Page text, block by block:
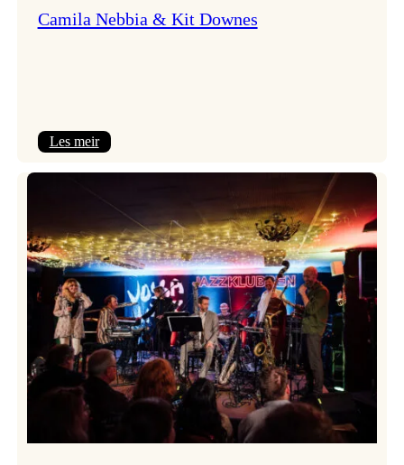
Camila Nebbia & Kit Downes
Les meir:
Kit
Downes